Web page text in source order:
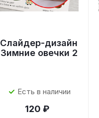
Слайдер-дизайн
Зимние овечки 2
Есть в наличии
120 ₽